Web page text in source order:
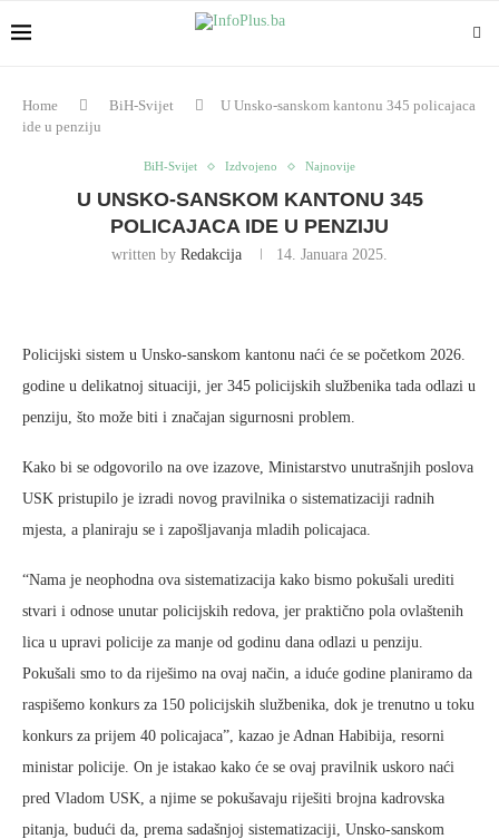
Home BiH-Svijet
U Unsko-sanskom kantonu 345 policajaca
ide u penziju
BiH-Svijet Izdvojeno Najnovije
U UNSKO-SANSKOM KANTONU 345
POLICAJACA IDE U PENZIJU
written by Redakcija 14. Januara 2025.
Policijski sistem u Unsko-sanskom kantonu naći će se početkom 2026.
godine u delikatnoj situaciji, jer 345 policijskih službenika tada odlazi u
penziju, što može biti i značajan sigurnosni problem.
Kako bi se odgovorilo na ove izazove, Ministarstvo unutrašnjih poslova
USK pristupilo je izradi novog pravilnika o sistematizaciji radnih
mjesta, a planiraju se i zapošljavanja mladih policajaca.
“Nama je neophodna ova sistematizacija kako bismo pokušali urediti
stvari i odnose unutar policijskih redova, jer praktično pola ovlaštenih
lica u upravi policije za manje od godinu dana odlazi u penziju.
Pokušali smo to da riješimo na ovaj način, a iduće godine planiramo da
raspišemo konkurs za 150 policijskih službenika, dok je trenutno u toku
konkurs za prijem 40 policajaca”, kazao je Adnan Habibija, resorni
ministar policije. On je istakao kako će se ovaj pravilnik uskoro naći
pred Vladom USK, a njime se pokušavaju riješiti brojna kadrovska
pitanja, budući da, prema sadašnjoj sistematizaciji, Unsko-sanskom